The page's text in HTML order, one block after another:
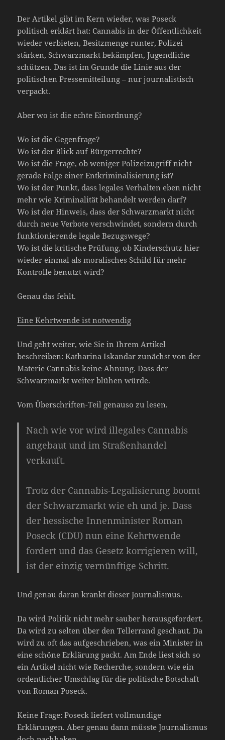
Der Artikel gibt im Kern wieder, was Poseck
politisch erklärt hat: Cannabis in der Öffentlichkeit
wieder verbieten, Besitzmenge runter, Polizei
stärken, Schwarzmarkt bekämpfen, Jugendliche
schützen. Das ist im Grunde die Linie aus der
politischen Pressemitteilung – nur journalistisch
verpackt.
Aber wo ist die echte Einordnung?
Wo ist die Gegenfrage?
Wo ist der Blick auf Bürgerrechte?
Wo ist die Frage, ob weniger Polizeizugriff nicht
gerade Folge einer Entkriminalisierung ist?
Wo ist der Punkt, dass legales Verhalten eben nicht
mehr wie Kriminalität behandelt werden darf?
Wo ist der Hinweis, dass der Schwarzmarkt nicht
durch neue Verbote verschwindet, sondern durch
funktionierende legale Bezugswege?
Wo ist die kritische Prüfung, ob Kinderschutz hier
wieder einmal als moralisches Schild für mehr
Kontrolle benutzt wird?
Genau das fehlt.
Eine Kehrtwende ist notwendig
Und geht weiter, wie Sie in Ihrem Artikel
beschreiben: Katharina Iskandar zunächst von der
Materie Cannabis keine Ahnung. Dass der
Schwarzmarkt weiter blühen würde.
Vom Überschriften-Teil genauso zu lesen.
Nach wie vor wird illegales Cannabis
angebaut und im Straßenhandel
verkauft.
Trotz der Cannabis-Legalisierung boomt
der Schwarzmarkt wie eh und je. Dass
der hessische Innenminister Roman
Poseck (CDU) nun eine Kehrtwende
fordert und das Gesetz korrigieren will,
ist der einzig vernünftige Schritt.
Und genau daran krankt dieser Journalismus.
Da wird Politik nicht mehr sauber herausgefordert.
Da wird zu selten über den Tellerrand geschaut. Da
wird zu oft das aufgeschrieben, was ein Minister in
eine schöne Erklärung packt. Am Ende liest sich so
ein Artikel nicht wie Recherche, sondern wie ein
ordentlicher Umschlag für die politische Botschaft
von Roman Poseck.
Keine Frage: Poseck liefert vollmundige
Erklärungen. Aber genau dann müsste Journalismus